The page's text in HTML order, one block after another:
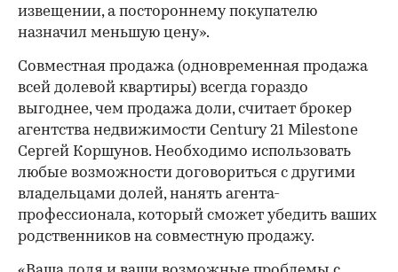
извещении, а постороннему покупателю
назначил меньшую цену».
Совместная продажа (одновременная продажа
всей долевой квартиры) всегда гораздо
выгоднее, чем продажа доли, считает брокер
агентства недвижимости Century 21 Milestone
Сергей Коршунов. Необходимо использовать
любые возможности договориться с другими
владельцами долей, нанять агента-
профессионала, который сможет убедить ваших
родственников на совместную продажу.